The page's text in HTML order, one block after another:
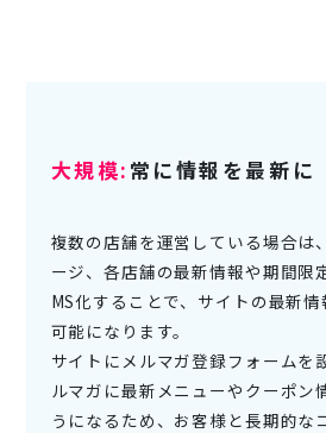
大規模: 常に情報を最新に
複数の店舗を運営している場合は
ージ、各店舗の最新情報や期間限
MS化することで、サイトの最新
可能になります。
サイトにメルマガ登録フォームを
ルマガに最新メニューやクーポン
うになるため、お客様と長期的な